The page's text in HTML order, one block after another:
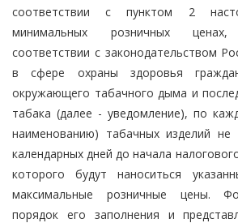
соответствии с пунктом 2
минимальных розничных
соответствии с законодательством
в сфере охраны здоровья
окружающего табачного дыма и
табака (далее - уведомление), по
наименованию) табачных изделий
календарных дней до начала
которого будут наноситься
максимальные розничные цены.
порядок его заполнения и